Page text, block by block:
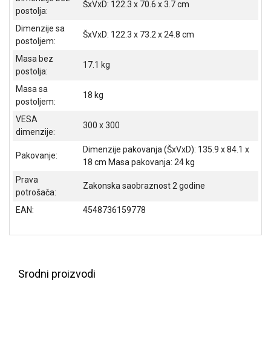
postolja:
ŠxVxD: 122.3 x 70.6 x 3.7 cm
Dimenzije sa
postoljem:
ŠxVxD: 122.3 x 73.2 x 24.8 cm
Masa bez
postolja:
17.1 kg
Masa sa
postoljem:
18 kg
VESA
dimenzije:
300 x 300
Pakovanje:
Dimenzije pakovanja (ŠxVxD): 135.9 x 84.1 x
18 cm Masa pakovanja: 24 kg
Prava
potrošača:
Zakonska saobraznost 2 godine
EAN: 4548736159778
Srodni proizvodi